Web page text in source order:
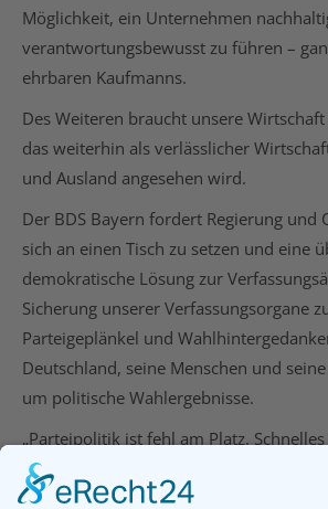
Möglichkeit, ein Unternehmen
verantwortungsbewusst zu führen –
ehrbaren Kaufmanns.
Des Weiteren braucht unsere
das weiterhin als verlässlicher
und Ausland angesehen wird.
Der BDS Bayern fordert Regierung und
sich an einen Tisch zu setzen und eine
demokratische Lösung zur
Sicherung unserer Verfassungsorgane
Parteigeplänkel und
Deutschland, seine Menschen und
um politische Wahlergebnisse.
„Parteipolitik ist fehl am Platz.
vonnöten, denn eine Verschiebung von
Bundesrat im Herbst ist nicht